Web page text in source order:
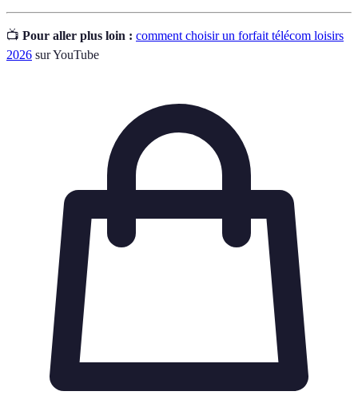
📺 Pour aller plus loin : comment choisir un forfait télécom loisirs
2026 sur YouTube